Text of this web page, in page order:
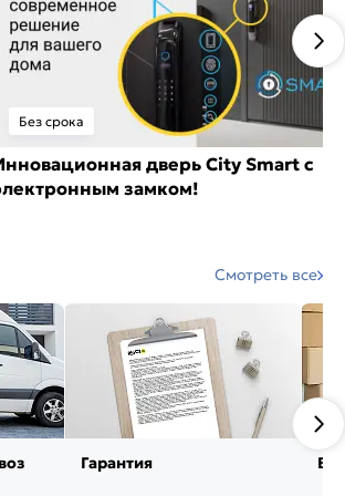
Без срока
дверь City Smart с
замком!
Смотреть все
Гарантия